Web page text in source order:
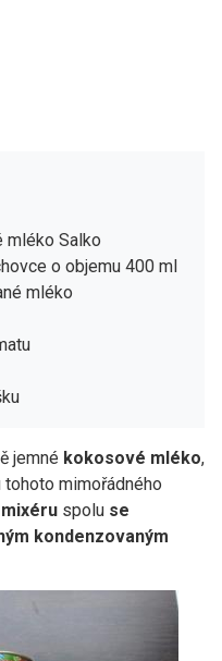
mléko Salko
o objemu 400 ml
mléko
jemné kokosové mléko,
mimořádného
spolu se
kondenzovaným